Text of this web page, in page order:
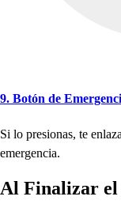
9. Botón de
Si lo presionas, te
emergencia.
Al Finalizar